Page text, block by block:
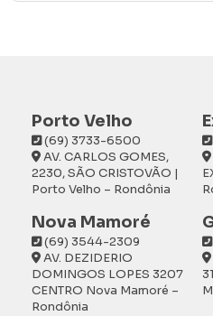
Porto Velho
(69) 3733-6500
AV. CARLOS GOMES,
2230, SÃO CRISTOVÃO |
Porto Velho – Rondônia
Nova Mamoré
(69) 3544-2309
AV. DEZIDERIO
DOMINGOS LOPES 3207
CENTRO Nova Mamoré –
Rondônia